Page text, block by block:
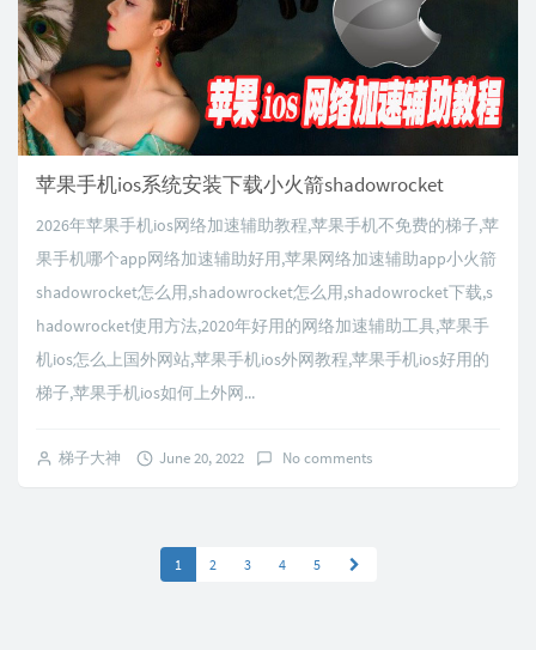
苹果手机ios系统安装下载小火箭shadowrocket
2026年苹果手机ios网络加速辅助教程,苹果手机不免费的梯子,苹
果手机哪个app网络加速辅助好用,苹果网络加速辅助app小火箭
shadowrocket怎么用,shadowrocket怎么用,shadowrocket下载,s
hadowrocket使用方法,2020年好用的网络加速辅助工具,苹果手
机ios怎么上国外网站,苹果手机ios外网教程,苹果手机ios好用的
梯子,苹果手机ios如何上外网...
梯子大神 June 20, 2022 No comments
1 2 3 4 5